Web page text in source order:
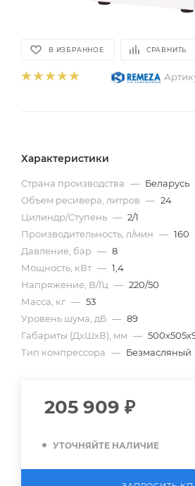
В ИЗБРАННОЕ СРАВНИТЬ
Характеристики
Страна производства — Беларусь
Объем ресивера, литров — 24
Цилиндр/Ступень — 2/1
Производительность, л/мин — 160
Давление, бар — 8
Мощность, кВт — 1,4
Напряжение, В/Гц — 220/50
Масса, кг — 53
Уровень шума, дБ — 89
Габариты (ДхШхВ), мм —
Тип компрессора — Безмасляный
205 909 ₽
УТОЧНЯЙТЕ НАЛИЧИЕ